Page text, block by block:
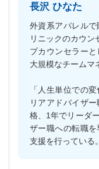
長沢 ひなた
外資系アパレル
リニックのカウン
プカウンセラー
大規模なチームマ
「人生単位での
リアアドバイザ
格、1年でリーダ
ザー職への転職
支援を行っている。